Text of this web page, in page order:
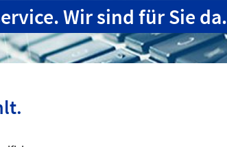
Wir sind für Sie da.